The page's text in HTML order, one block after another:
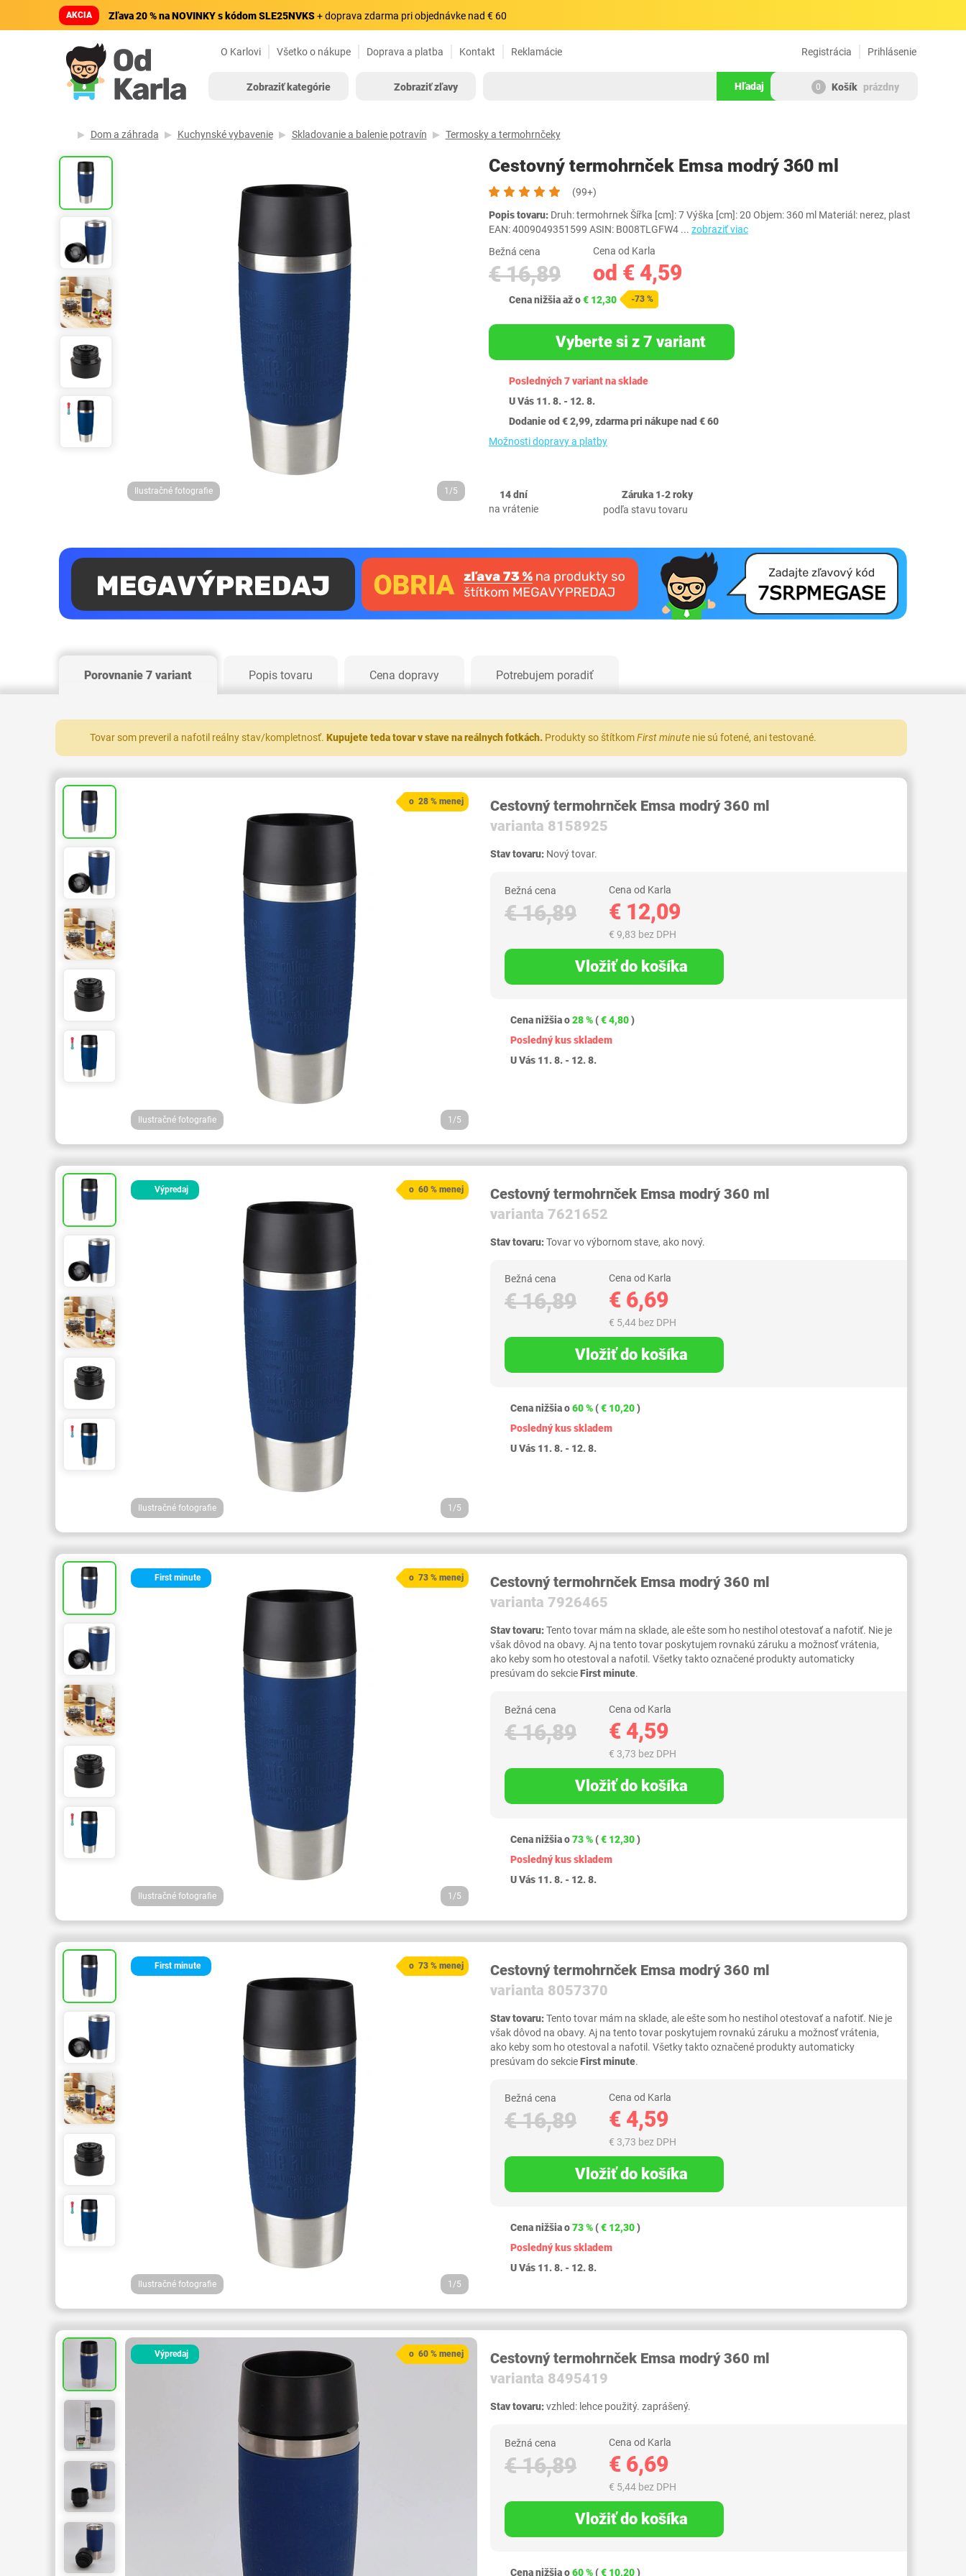
AKCIA Zľava 20 % na NOVINKY s kódom SLE25NVKS+ doprava zdarma pri objednávke nad € 60
O Karlovi Všetko o nákupe Doprava a platba Kontakt Reklamácie Prihlásenie
Registrácia
Zobraziť kategórie Zobraziť zľavy Hľadaj 0 Košík prázdny
Dom a záhrada Kuchynské vybavenie Skladovanie a balenie potravín Termosky a termohrnčeky
Ilustračné fotografie 1/5
Cestovný termohrnček Emsa modrý 360 ml
(99+)
Popis tovaru: Druh: termohrnek Šířka [cm]: 7 Výška [cm]: 20 Objem: 360 ml Materiál: nerez, plast
EAN: 4009049351599 ASIN: B008TLGFW4 ... zobraziť viac
Bežná cena
€ 16,89
Cena od Karla
od € 4,59
Cena nižšia až o€ 12,30 -73 %
Vyberte si z 7 variant
Posledných 7 variant na sklade
U Vás 11. 8. - 12. 8.
Dodanie od € 2,99, zdarma pri nákupe nad € 60
Možnosti dopravy a platby
14 dní
na vrátenie
Záruka 1‐2 roky
podľa stavu tovaru
Porovnanie 7 variant Popis tovaru Cena dopravy Potrebujem poradiť
Tovar som preveril a nafotil reálny stav/kompletnosť. Kupujete teda tovar v stave na reálnych fotkách. Produkty so štítkomFirst minute nie sú fotené, ani testované.
Ilustračné fotografie 1/5
o 28 % menej
Cestovný termohrnček Emsa modrý 360 ml
varianta 8158925
Stav tovaru: Nový tovar.
Bežná cena
€ 16,89
Cena od Karla
€ 12,09
€ 9,83 bez DPH
Vložiť do košíka
Cena nižšia o28 % (€ 4,80)
Posledný kus skladem
U Vás 11. 8. - 12. 8.
Výpredaj
Ilustračné fotografie 1/5
o 60 % menej
Cestovný termohrnček Emsa modrý 360 ml
varianta 7621652
Stav tovaru:Tovar vo výbornom stave, ako nový.
Bežná cena
€ 16,89
Cena od Karla
€ 6,69
€ 5,44 bez DPH
Vložiť do košíka
Cena nižšia o60 % (€ 10,20)
Posledný kus skladem
U Vás 11. 8. - 12. 8.
First minute
Ilustračné fotografie 1/5
o 73 % menej
Cestovný termohrnček Emsa modrý 360 ml
varianta 7926465
Stav tovaru:Tento tovar mám na sklade, ale ešte som ho nestihol otestovať a nafotiť. Nie je
však dôvod na obavy. Aj na tento tovar poskytujem rovnakú záruku a možnosť vrátenia,
ako keby som ho otestoval a nafotil. Všetky takto označené produkty automaticky
presúvam do sekcieFirst minute.
Bežná cena
€ 16,89
Cena od Karla
€ 4,59
€ 3,73 bez DPH
Vložiť do košíka
Cena nižšia o73 % (€ 12,30)
Posledný kus skladem
U Vás 11. 8. - 12. 8.
First minute
Ilustračné fotografie 1/5
o 73 % menej
Cestovný termohrnček Emsa modrý 360 ml
varianta 8057370
Stav tovaru:Tento tovar mám na sklade, ale ešte som ho nestihol otestovať a nafotiť. Nie je
však dôvod na obavy. Aj na tento tovar poskytujem rovnakú záruku a možnosť vrátenia,
ako keby som ho otestoval a nafotil. Všetky takto označené produkty automaticky
presúvam do sekcieFirst minute.
Bežná cena
€ 16,89
Cena od Karla
€ 4,59
€ 3,73 bez DPH
Vložiť do košíka
Cena nižšia o73 % (€ 12,30)
Posledný kus skladem
U Vás 11. 8. - 12. 8.
Výpredaj o 60 % menej
Cestovný termohrnček Emsa modrý 360 ml
varianta 8495419
Stav tovaru:vzhled: lehce použitý. zaprášený.
Bežná cena
€ 16,89
Cena od Karla
€ 6,69
€ 5,44 bez DPH
Vložiť do košíka
Cena nižšia o60 % (€ 10,20)